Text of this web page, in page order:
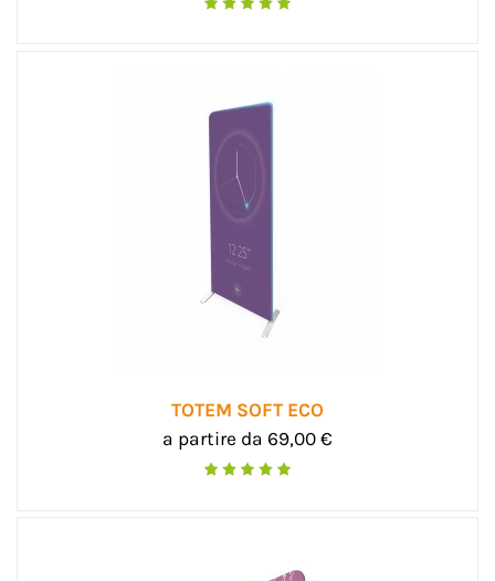
TOTEM SOFT ECO
a partire da 69,00 €